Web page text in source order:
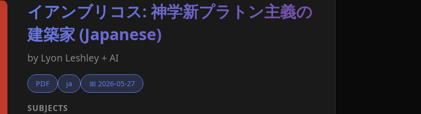
イアンブリコス: 神学新プラトン主義の
建築家 (Japanese)
by Lyon Leshley + AI
PDF ja 📅 2026-05-27
SUBJECTS